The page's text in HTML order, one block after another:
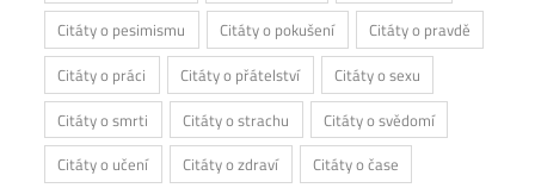
Citáty o pesimismu Citáty o pokušení
Citáty o pravdě
Citáty o práci
Citáty o přátelství
Citáty o sexu
Citáty o smrti
Citáty o strachu
Citáty o svědomí
Citáty o učení
Citáty o zdraví
Citáty o čase